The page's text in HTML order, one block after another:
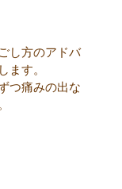
し方のアドバ
ます。
つ痛みの出な